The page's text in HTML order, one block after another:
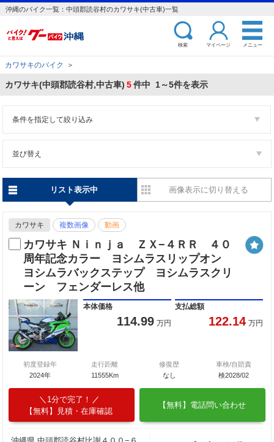
沖縄のバイク一覧：中頭郡読谷村のカワサキ(中古車)一覧
検索 マイページ メニュー
カワサキのバイク ＞
カワサキ(中頭郡読谷村,中古車) 5件中 1～5件を表示
条件を指定して絞り込み
並び替え
リスト表示中 画像表示に切り替える
カワサキ 複数画像 動画
カワサキ Ｎｉｎｊａ ＺＸ−４ＲＲ ４０
周年記念カラー ヨシムラスリップオン
ヨシムラバックステップ ヨシムラスクリ
ーン フェンダーレス他
本体価格
114.99 万円
支払総額
122.14 万円
初度登録年
2024年
走行距離
11555Km
修復歴
なし
車検/自賠責
検2028/02
1分で完了！
【無料】見積・在庫確認
【無料】電話問い合わせ